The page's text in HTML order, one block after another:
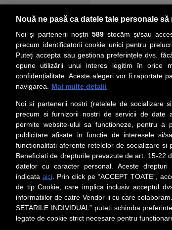
PRIMA PAGINĂ
Social
Urmareste-ne pe
Setări cookies
Preluarea fără cost a materialelor de presă
ul/hyperlink-ul nu sunt luate în
Nouă ne pasă ca datele tale personale
Noi și partenerii noștri 589stocăm și/sau
precum identificatorii cookie unici pentru
Puteți accepta sau gestiona preferințele dvs.
opune utilizării unui interes legitim în orice
confidențialitate. Aceste alegeri vor fi raportate
navigarea.
Mai multe detalii
Noi si partenerii nostri (retelele de socializare
precum si furnizorii nostri de servicii de date
permite website-ului sa functioneze, pentru a
publicitare afisate in functie de interesele si/
functionalitati aferente retelelor de socializare si
Beneficiati de drepturile prevazute de art. 15-22
datelor cu caracter personal. Aceste
indicata aici. Prin click pe “ACCEPT TOATE”,
de tip Cookie, care implica inclusiv acceptul
informatiilor de catre Vendor-ii cu care
SETARILE INDIVIDUAL” puteti schimba
legate de cookie strict necesare pentru